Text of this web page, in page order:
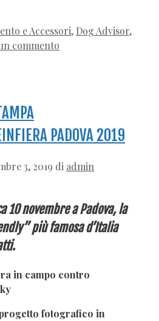
e Accessori, Dog Advisor,
commento
PADOVA 2019
3, 2019 di admin
10 novembre a Padova,la
più famosa d’Italia
in campo contro
fotografico in